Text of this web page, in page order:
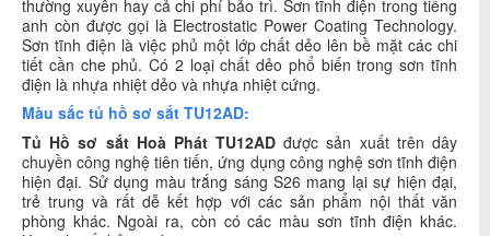
thường xuyên hay cả chi phí bảo trì. Sơn tĩnh điện trong tiếng
anh còn được gọi là Electrostatic Power Coating Technology.
Sơn tĩnh điện là việc phủ một lớp chất dẻo lên bề mặt các chi
tiết cần che phủ. Có 2 loại chất dẻo phổ biến trong sơn tĩnh
điện là nhựa nhiệt dẻo và nhựa nhiệt cứng.
Màu sắc tủ hồ sơ sắt TU12AD:
Tủ Hồ sơ sắt Hoà Phát TU12AD được sản xuất trên dây
chuyền công nghệ tiên tiến, ứng dụng công nghệ sơn tĩnh điện
hiện đại. Sử dụng màu trắng sáng S26 mang lại sự hiện đại,
trẻ trung và rất dễ kết hợp với các sản phẩm nội thất văn
phòng khác. Ngoài ra, còn có các màu sơn tĩnh điện khác.